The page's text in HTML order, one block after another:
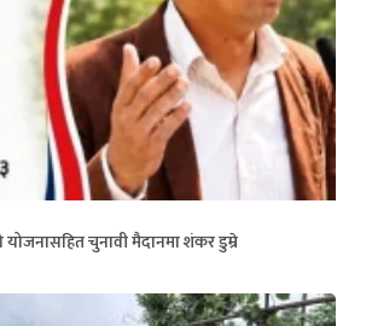
चुनावी मैदानमा शंकर डुम्रे